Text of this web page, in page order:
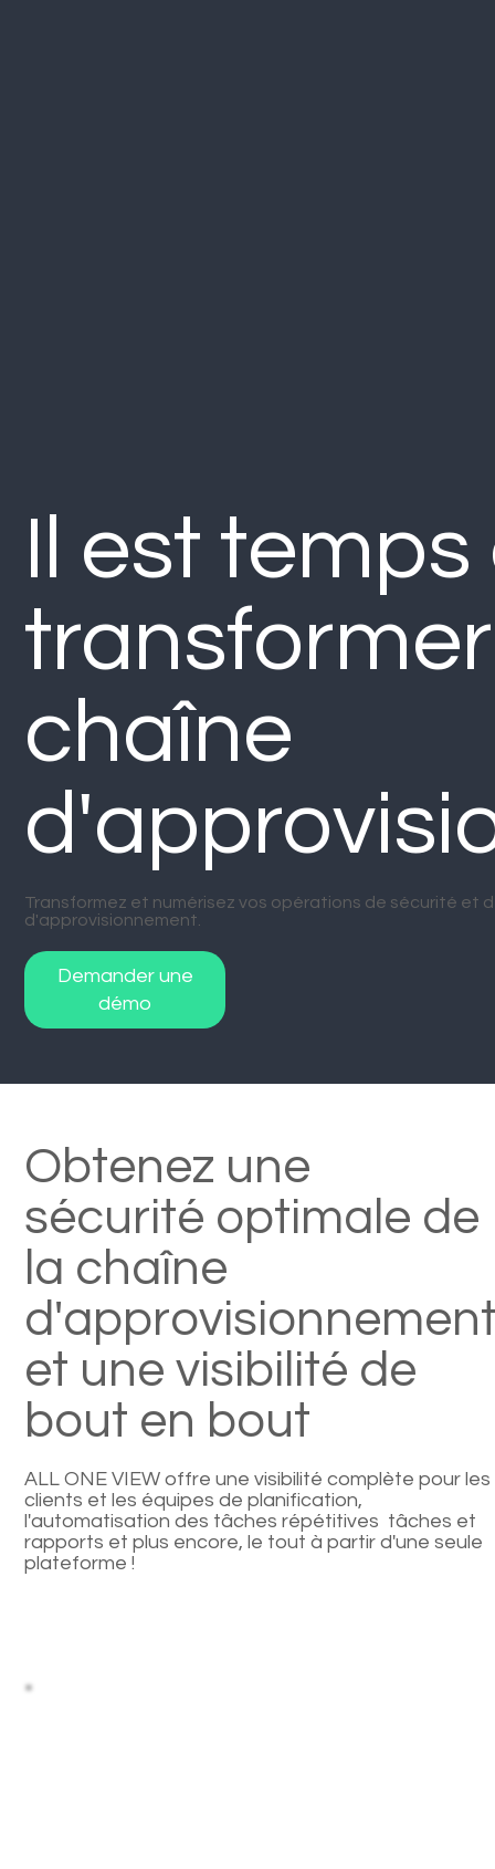
Obtenez une
sécurité optimale de
la chaîne
et une visibilité de
bout en bout
ALL ONE VIEW offre une visibilité complète pour les
clients et les équipes de planification,
l'automatisation des tâches répétitives tâches et
rapports et plus encore, le tout à partir d'une seule
plateforme !
Il est temps
chaîne
Transformez et numérisez vos opérations de sécurité et
d'approvisionnement.
Demander une
démo